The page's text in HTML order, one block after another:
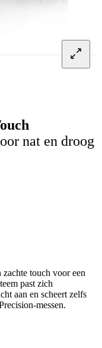
nat en droog
touch voor een
past zich
aan en scheert zelfs
messen.